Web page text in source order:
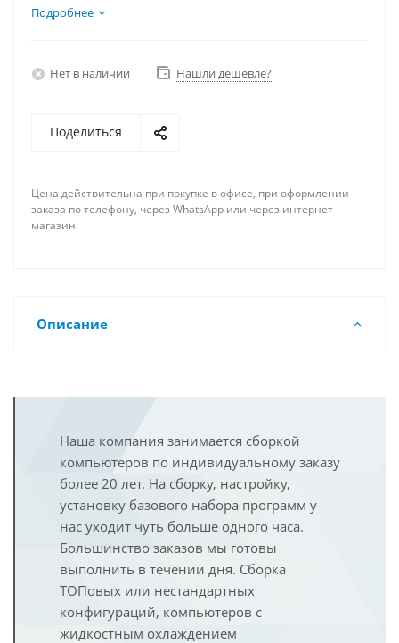
Видеокарта RX 6600 8Гб, Память DDR4 16Gb,
Подробнее
Нет в наличии Нашли дешевле?
Поделиться
Цена действительна при покупке в офисе, при оформлении
заказа по телефону, через WhatsApp или через интернет-
магазин.
Описание
Наша компания занимается сборкой
компьютеров по индивидуальному заказу
более 20 лет. На сборку, настройку,
установку базового набора программ у
нас уходит чуть больше одного часа.
Большинство заказов мы готовы
выполнить в течении дня. Сборка
ТОПовых или нестандартных
конфигураций, компьютеров с
жидкостным охлаждением